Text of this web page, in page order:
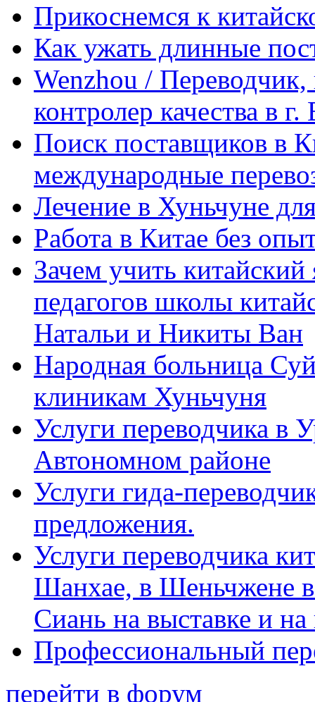
Прикоснемся к
Как ужать длинные
Wenzhou / Переводчик,
контролер качества в
Поиск поставщиков в
международные
Лечение в Хуньчуне
Работа в Китае без
Зачем учить
педагогов школы
Натальи и Никиты Ван
Народная больница
клиникам Хуньчуня
Услуги переводчика в
Автономном районе
Услуги гида-
предложения.
Услуги переводчика
Шанхае, в Шеньчжене
Сиань на выставке и
Профессиональный
перейти в форум